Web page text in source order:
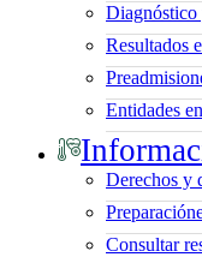
Resultados
Entidades
Derechos y
Consultar